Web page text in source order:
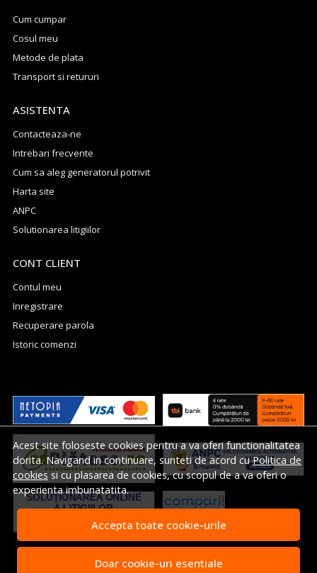
Acest site foloseste cookies pentru a va oferi functionalitatea
dorita. Navigand in continuare, sunteti de acord cuPolitica de
cookiessi cu plasarea de cookies, cu scopul de a va oferi o
experienta imbunatatita.
Accepta toate cookie-urile
Doar cookie-uri esentiale
Cum cumpar
Cosul meu
Metode de plata
Transport si retururi
ASISTENTA
Contacteaza-ne
Intrebari frecvente
Cum sa aleg generatorul potrivit
Harta site
ANPC
Solutionarea litigiilor
CONT CLIENT
Contul meu
Inregistrare
Recuperare parola
Istoric comenzi